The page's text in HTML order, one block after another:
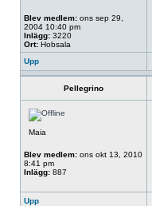
Blev medlem: ons sep 29,
2004 10:40 pm
Inlägg: 3220
Ort: Hobsala
Upp
Pellegrino
Maia
Blev medlem: ons okt 13, 2010
8:41 pm
Inlägg: 887
Upp